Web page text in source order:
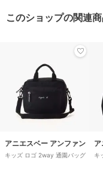
このショップの関連
アニエスベー アンファン
キッズ ロゴ 2way 通園バッグ キ